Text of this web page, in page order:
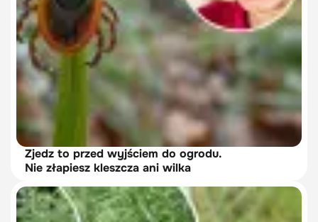
Zjedz to przed wyjściem do ogrodu.
Nie złapiesz kleszcza ani wilka